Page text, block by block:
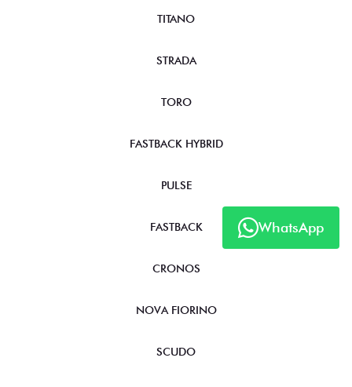
WhatsApp
TITANO
STRADA
TORO
FASTBACK HYBRID
PULSE
FASTBACK
CRONOS
NOVA FIORINO
SCUDO